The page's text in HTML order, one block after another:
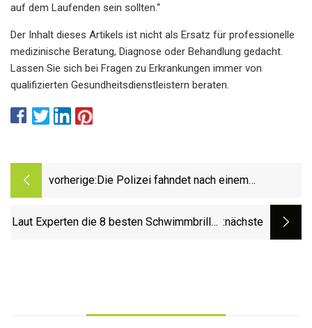
auf dem Laufenden sein sollten.“
Der Inhalt dieses Artikels ist nicht als Ersatz für professionelle
medizinische Beratung, Diagnose oder Behandlung gedacht.
Lassen Sie sich bei Fragen zu Erkrankungen immer von
qualifizierten Gesundheitsdienstleistern beraten.
vorherige: Die Polizei fahndet nach einem
vorgehaltener Waffe ausgeraubt und
entführt hat und ihn dann gezwungen hat,
Laut Experten die 8 besten Schwimmbrillen :nächste